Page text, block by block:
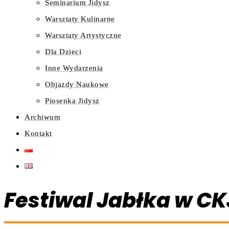
Seminarium Jidysz
Warsztaty Kulinarne
Warsztaty Artystyczne
Dla Dzieci
Inne Wydarzenia
Objazdy Naukowe
Piosenka Jidysz
Archiwum
Kontakt
Festiwal Jabłka w